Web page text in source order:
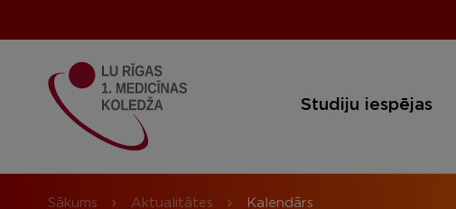
Studiju iespējas
Sākums Aktualitātes Kalendārs